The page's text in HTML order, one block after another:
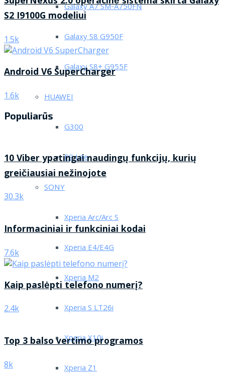
Galaxy A7 SM-A750FN
Galaxy S8 G950F
Galaxy S8+ G955F
HUAWEI
G300
P9 Lite
SONY
Xperia Arc/Arc S
Xperia E4/E4G
Xperia M2
Xperia S LT26i
Xperia X10i
Xperia Z1
S2 I9100G modeliui
1.5k
Android V6 SuperCharger
1.6k
Populiarūs
10 Viber ypatingai naudingų funkcijų, kurių
greičiausiai nežinojote
30.3k
Informaciniai ir funkciniai kodai
7.6k
Kaip paslėpti telefono numerį?
2.4k
Top 3 balso vertimo programos
8k